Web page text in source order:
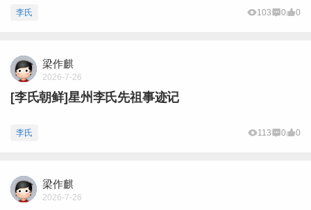
李氏 103 0 0
梁作麒
2026-7-26
[李氏朝鲜]星州李氏先祖事迹记
李氏 113 0 0
梁作麒
2026-7-26